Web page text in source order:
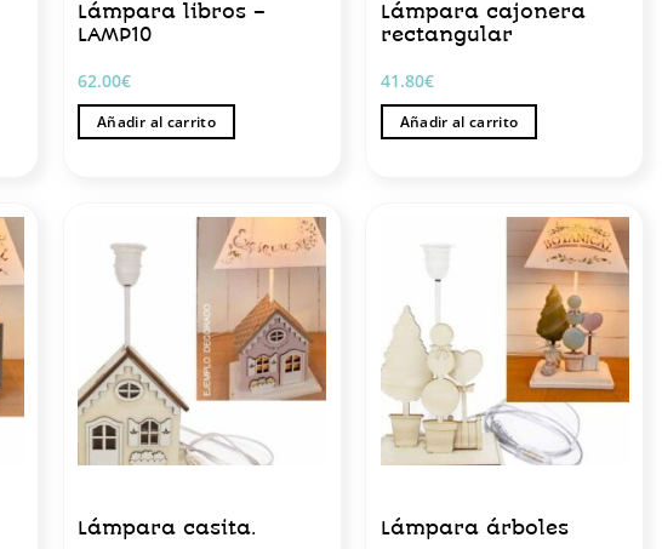
Lámpara libros –
LAMP10
62.00€
Añadir al carrito
Lámpara cajonera
rectangular
41.80€
Añadir al carrito
Lámpara casita. Lámpara árboles